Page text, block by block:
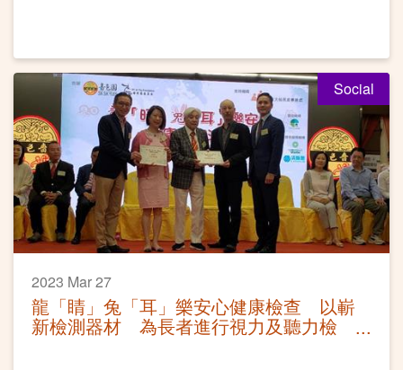
Social
2023 Mar 27
龍「睛」兔「耳」樂安心健康檢查 以嶄
新檢測器材 為長者進行視力及聽力檢